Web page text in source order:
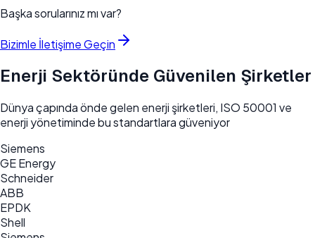
Başka sorularınız mı var?
Bizimle İletişime Geçin
Enerji Sektöründe Güvenilen Şirketler
Dünya çapında önde gelen enerji şirketleri, ISO 50001 ve
enerji yönetiminde bu standartlara güveniyor
Siemens
GE Energy
Schneider
ABB
EPDK
Shell